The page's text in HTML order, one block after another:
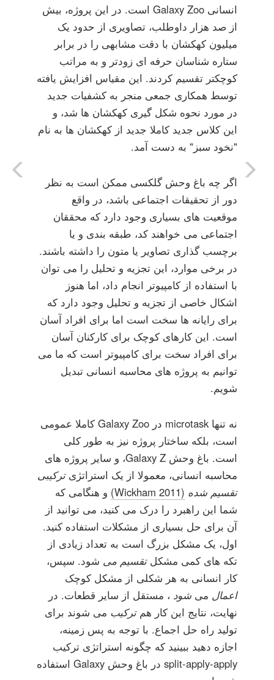
انسانی Galaxy Zoo است. در این پروژه، بیش
از صد هزار داوطلب، تصاویری از حدود یک
میلیون کهکشان با دقت مشابهی را در برابر
ستاره شناسان حرفه ای زودتر و به مراتب
کوچکتر تقسیم کردند. این مقیاس افزایش یافته
توسط همکاری جمعی منجر به کشفیات جدید
در مورد نحوه شکل گیری کهکشان ها شد، و
این کلاس جدید کاملا جدید از کهکشان ها به نام
"نخود سبز" به دست آمد.
اگر چه باغ وحش گلکسی ممکن است به نظر
دور از تحقیقات اجتماعی باشد، در واقع
موقعیت های بسیاری وجود دارد که محققان
اجتماعی می خواهند کد، طبقه بندی و یا
برچسب گذاری تصاویر یا متون را داشته باشند.
در برخی موارد، این تجزیه و تحلیل را می توان
با استفاده از کامپیوتر انجام داد، اما هنوز
اشکال خاصی از تجزیه و تحلیل وجود دارد که
برای رایانه ها سخت است اما برای افراد آسان
است. این کارهای کوچک برای کارکنان آسان
برای افراد سخت برای کامپیوتر است که ما می
توانیم به پروژه های محاسبه انسانی تبدیل
شویم.
نه تنها microtask در Galaxy Zoo کاملا عمومی
است، بلکه ساختار پروژه نیز به طور کلی
است. باغ وحش Galaxy Z، و سایر پروژه های
محاسبه انسانی، معمولا از یک استراتژیترکیبی
تقسیم شده (Wickham 2011)
و هنگامی که
شما این راهبرد را درک می کنید، می توانید از
آن برای حل بسیاری از مشکلات استفاده کنید.
اول، یک مشکل بزرگ است به تعداد زیادی از
تکه های کمی مشکلتقسیم می شود. سپس،
کار انسانی به هر شکلی از مشکل کوچک
اعمال می شود ، مستقل از سایر قطعات. در
نهایت، نتایج این کار همترکیب می شوند برای
تولید راه حل اجماع. با توجه به پس زمینه،
اجازه دهید ببینید که چگونه استراتژی ترکیب
split-apply-apply در باغ وحش Galaxy استفاده